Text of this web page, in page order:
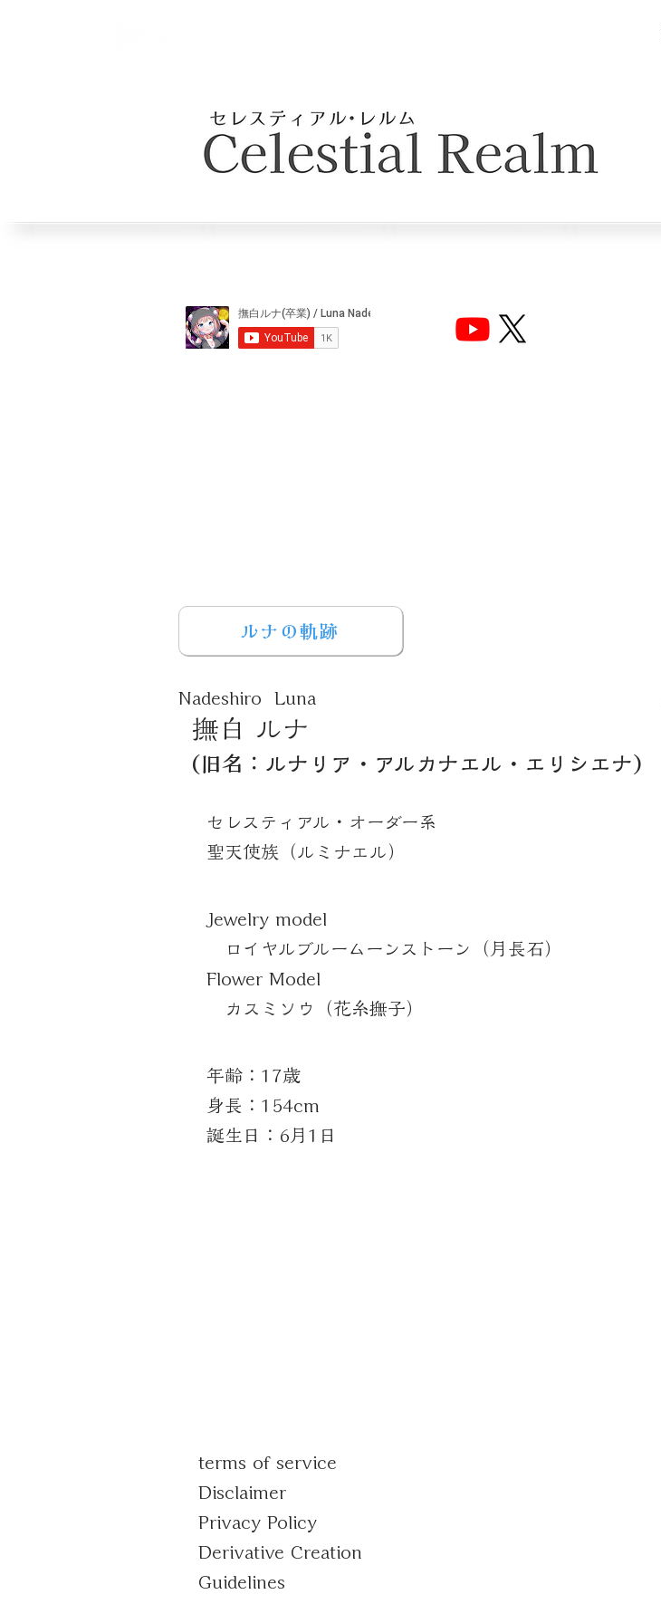
ルナの軌跡
撫白 ルナ
Nadeshiro Luna
(旧名：ルナリア・アルカナエル・エリシエナ)
セレスティアル・オーダー系
​聖天使族（ルミナエル）
Jewelry model
ロイヤルブルームーンストーン（月長石）
Flower Model
カスミソウ（花糸撫子）
​年齢：17歳
身長：154cm
誕生日：6月1日
terms of service
Disclaimer
Privacy Policy
Derivative Creation
Guidelines